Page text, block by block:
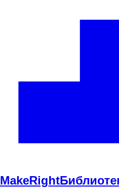
MakeRight